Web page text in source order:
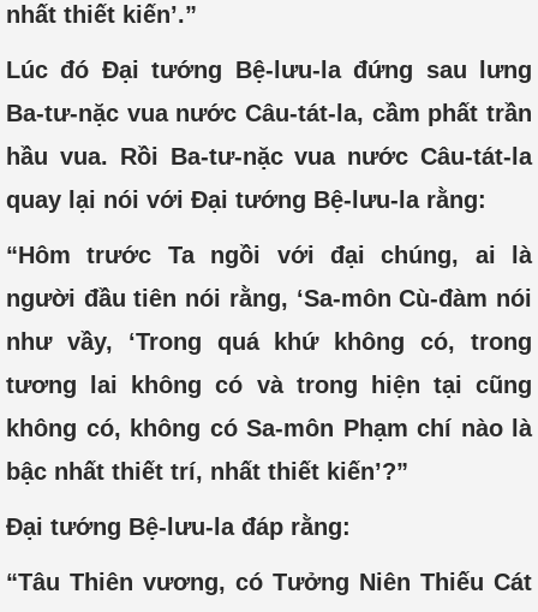
nhất thiết kiến’.”
Lúc đó Đại tướng Bệ-lưu-la đứng sau lưng
Ba-tư-nặc vua nước Câu-tát-la, cầm phất trần
hầu vua. Rồi Ba-tư-nặc vua nước Câu-tát-la
quay lại nói với Đại tướng Bệ-lưu-la rằng:
“Hôm trước Ta ngồi với đại chúng, ai là
người đầu tiên nói rằng, ‘Sa-môn Cù-đàm nói
như vầy, ‘Trong quá khứ không có, trong
tương lai không có và trong hiện tại cũng
không có, không có Sa-môn Phạm chí nào là
bậc nhất thiết trí, nhất thiết kiến’?”
Đại tướng Bệ-lưu-la đáp rằng:
“Tâu Thiên vương, có Tưởng Niên Thiếu Cát